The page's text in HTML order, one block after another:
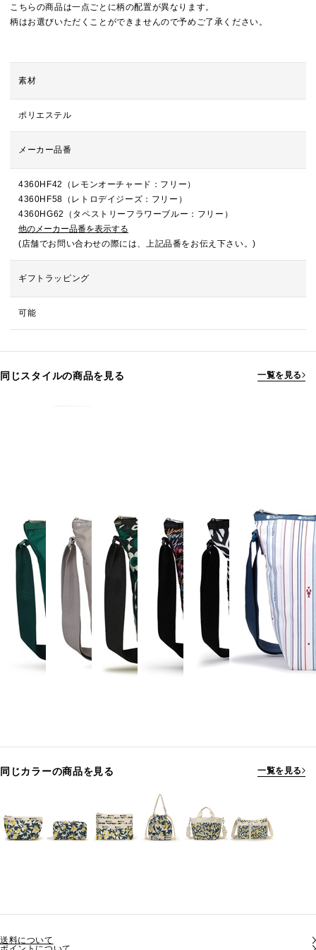
こちらの商品は一点ごとに柄の配置が異なります。
柄はお選びいただくことができませんので予めご了承ください。
素材
ポリエステル
メーカー品番
4360HF42（レモンオーチャード：フリー）
4360HF58（レトロデイジーズ：フリー）
4360HG62（タペストリーフラワーブルー：フリー）
他のメーカー品番を表示する
(店舗でお問い合わせの際には、上記品番をお伝え下さい。)
ギフトラッピング
可能
同じスタイルの商品を見る 一覧を見る
同じカラーの商品を見る 一覧を見る
送料について